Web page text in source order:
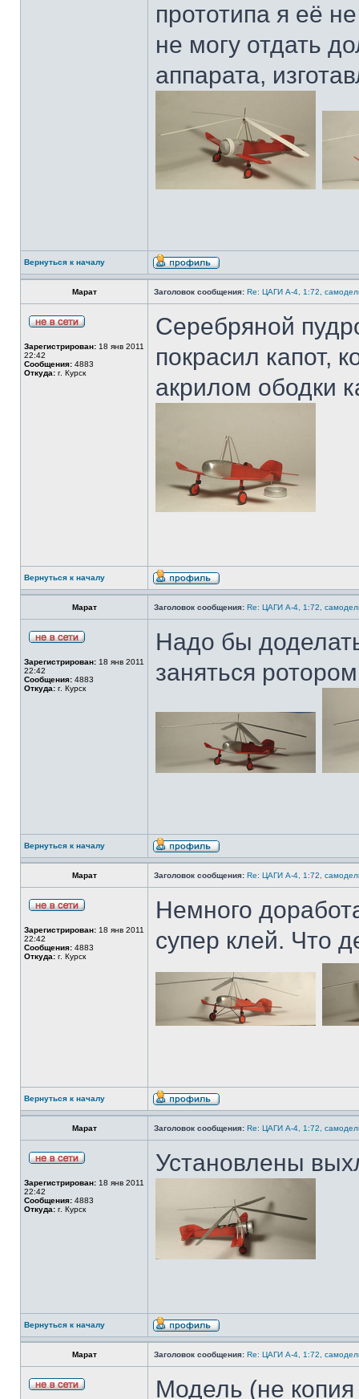
прототипа я её
не могу отдать
аппарата,
Вернуться к началу
Марат Заголовок сообщения: Re: ЦАГИ А-4, 1:72,
Зарегистрирован: 18 янв 2011
22:42
Сообщения: 4883
Откуда: г. Курск
Серебряной
покрасил капот,
акрилом ободки
Вернуться к началу
Марат Заголовок сообщения: Re: ЦАГИ А-4, 1:72,
Зарегистрирован: 18 янв 2011
22:42
Сообщения: 4883
Откуда: г. Курск
Надо бы
заняться
Вернуться к началу
Марат Заголовок сообщения: Re: ЦАГИ А-4, 1:72,
Зарегистрирован: 18 янв 2011
22:42
Сообщения: 4883
Откуда: г. Курск
Немного
супер клей. Что
Вернуться к началу
Марат Заголовок сообщения: Re: ЦАГИ А-4, 1:72,
Зарегистрирован: 18 янв 2011
22:42
Сообщения: 4883
Откуда: г. Курск
Установлены
Вернуться к началу
Марат Заголовок сообщения: Re: ЦАГИ А-4, 1:72,
Модель (не копия